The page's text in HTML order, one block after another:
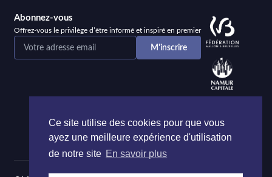
Abonnez-vous
Offrez-vous le privilège d’être informé et inspiré en premier
Ce site utilise des cookies pour que vous
ayez une meilleure expérience d'utilisation
de notre site En savoir plus